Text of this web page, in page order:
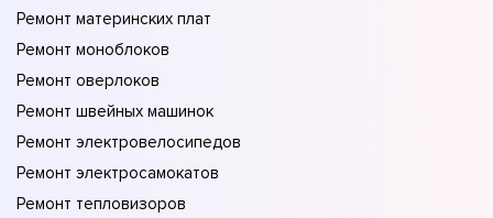
Ремонт материнских плат
Ремонт моноблоков
Ремонт оверлоков
Ремонт швейных машинок
Ремонт электровелосипедов
Ремонт электросамокатов
Ремонт тепловизоров